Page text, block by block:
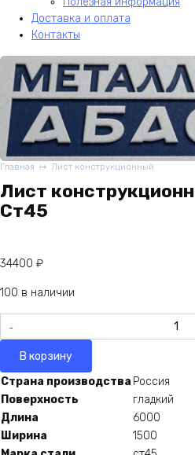
Доставка и оплата
Контакты
Главная Лист конструкционный
Лист
Ст45
34400 ₽
100 в наличии
товара
Лист
конструкционный
14
1500x6000
Ст45
В корзину
Страна производства Россия
Поверхность
гладкий
Длина
6000
Ширина
1500